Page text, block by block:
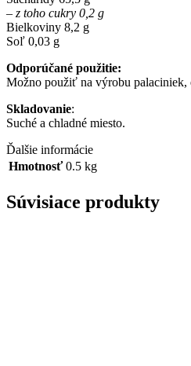
– z toho cukry 0,2 g
Bielkoviny 8,2 g
Soľ 0,03 g
Odporúčané použitie:
Možno použiť na výrobu palaciniek,
Skladovanie:
Suché a chladné miesto.
Ďalšie informácie
Hmotnosť 0.5 kg
Súvisiace produkty